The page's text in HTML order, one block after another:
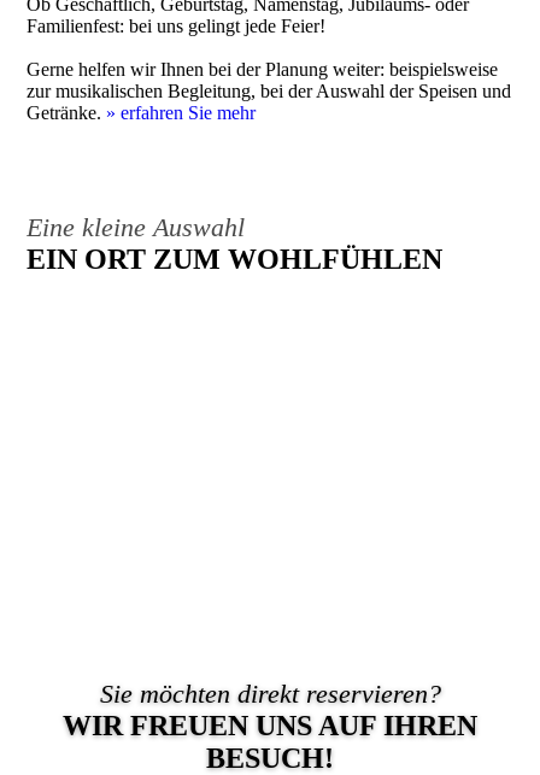
Ob Geschäftlich, Geburtstag, Namenstag, Jubiläums- oder
Familienfest: bei uns gelingt jede Feier!
Gerne helfen wir Ihnen bei der Planung weiter: beispielsweise
zur musikalischen Begleitung, bei der Auswahl der Speisen und
Getränke. » erfahren Sie mehr
Eine kleine Auswahl
EIN ORT ZUM WOHLFÜHLEN
Sie möchten direkt reservieren?
WIR FREUEN UNS AUF IHREN
BESUCH!